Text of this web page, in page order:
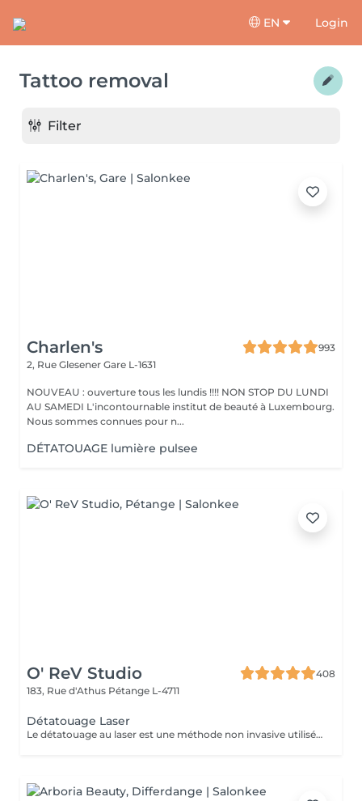
EN Login
Tattoo removal
Filter
Charlen's
993
2, Rue Glesener Gare L-1631
NOUVEAU : ouverture tous les lundis !!!! NON STOP DU LUNDI
AU SAMEDI L'incontournable institut de beauté à Luxembourg.
Nous sommes connues pour n...
DÉTATOUAGE lumière pulsee
O' ReV Studio
408
183, Rue d'Athus Pétange L-4711
Détatouage Laser
Le détatouage au laser est une méthode non invasive utilisée pour enlever un tatouage de la peau en utilisant un laser. Ce processus est très populaire, car il permet de supprimer les tatouages de manière efficace tout en minimisant les risques de cicatrices. Le principe repose sur l'utilisation d e faisceaux lumineux qui fragmentent les pigments du tatouage.